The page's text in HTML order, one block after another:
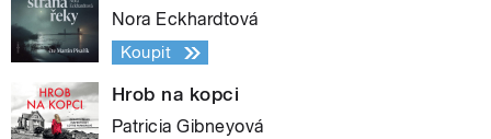
Nora Eckhardtová
Koupit
Hrob na kopci
Patricia Gibneyová